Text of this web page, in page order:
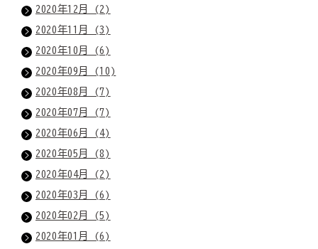
2020年12月 (2)
2020年11月 (3)
2020年10月 (6)
2020年09月 (10)
2020年08月 (7)
2020年07月 (7)
2020年06月 (4)
2020年05月 (8)
2020年04月 (2)
2020年03月 (6)
2020年02月 (5)
2020年01月 (6)